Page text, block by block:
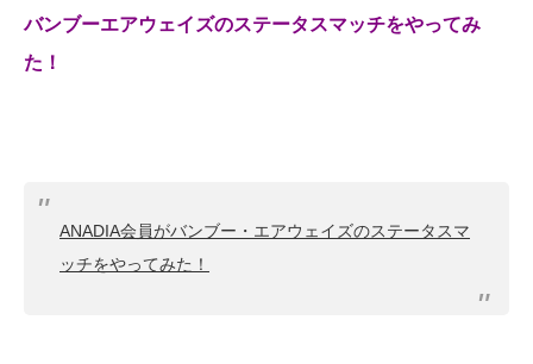
バンブーエアウェイズのステータスマッチをやってみ
た！
ANADIA会員がバンブー・エアウェイズのステータスマ
ッチをやってみた！